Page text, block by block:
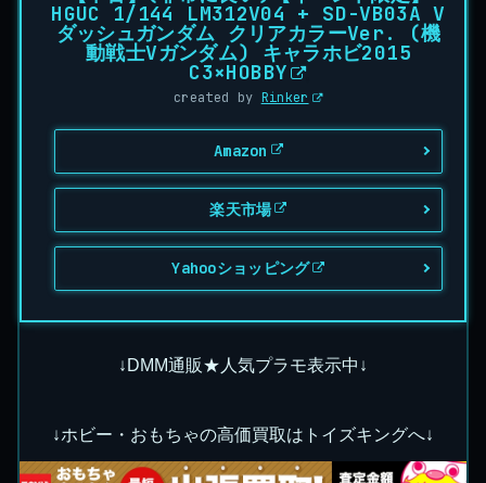
HGUC 1/144 LM312V04 + SD-VB03A V
ダッシュガンダム クリアカラーVer. (機
動戦士Vガンダム) キャラホビ2015
C3×HOBBY
created by Rinker
Amazon
楽天市場
Yahooショッピング
↓DMM通販★人気プラモ表示中↓
↓ホビー・おもちゃの高価買取はトイズキングへ↓